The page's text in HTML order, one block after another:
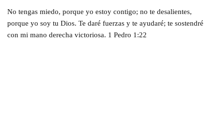
No tengas miedo, porque yo estoy contigo; no te desalientes,
porque yo soy tu Dios. Te daré fuerzas y te ayudaré; te sostendré
con mi mano derecha victoriosa. 1 Pedro 1:22